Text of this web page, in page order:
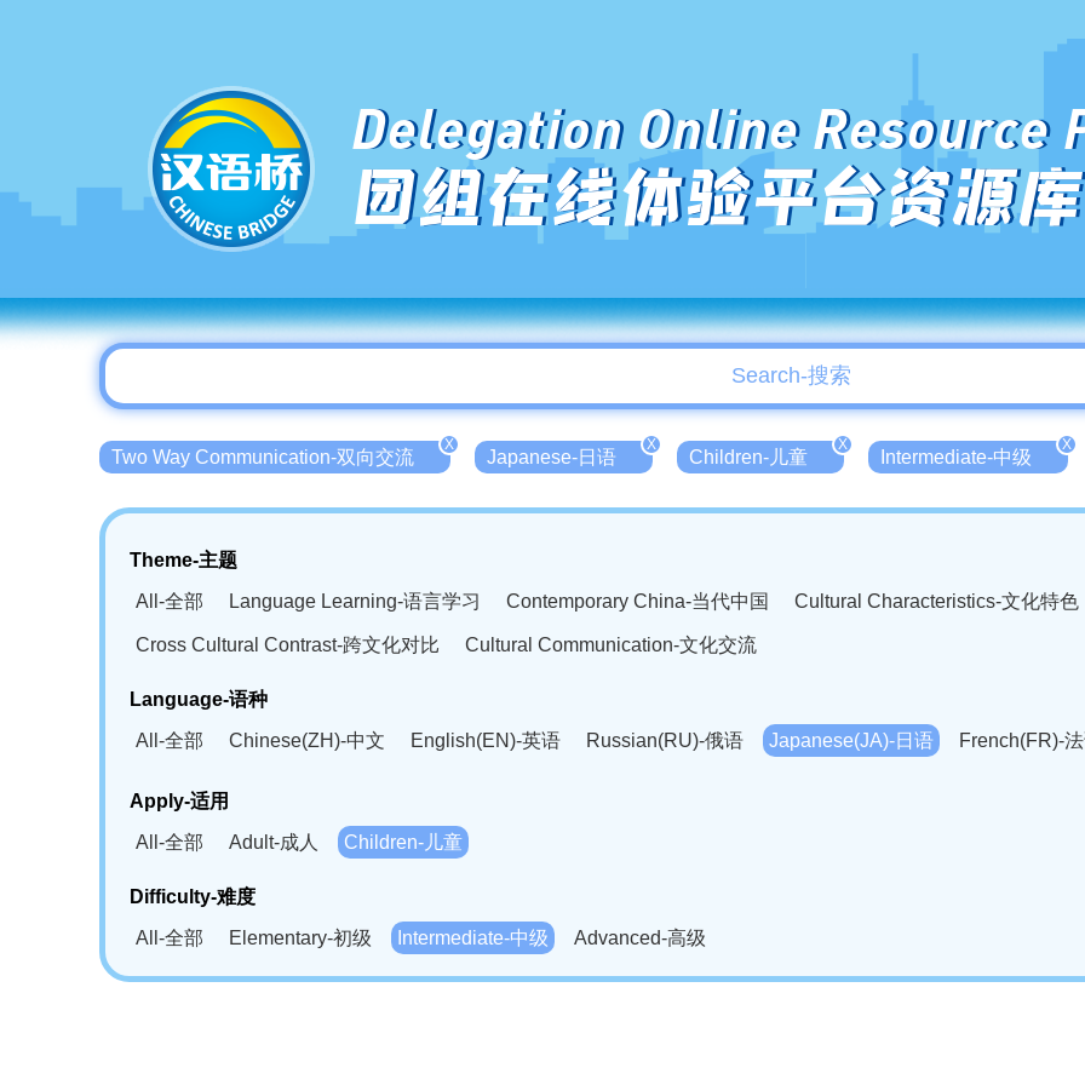
Delegation Online Resource
团组在线体验平台资源库
Two Way Communication-双向交流
X
Japanese-日语
X
Children-儿童
X
Intermediate-中级
X
Theme-主题
All-全部
Language Learning-语言学习 Contemporary China-当代中国 Cultural Characteristics-文化特色
Cross Cultural Contrast-跨文化对比 Cultural Communication-文化交流
Language-语种
All-全部
Chinese(ZH)-中文 English(EN)-英语 Russian(RU)-俄语 Japanese(JA)-日语
French(FR)-
Bahasa Melayu(MS)-马来语
Swahili(SW)-斯瓦西里语
Kampuchea(KH)-柬埔寨语
Apply-适用
All-全部
Adult-成人 Children-儿童
Difficulty-难度
All-全部
Elementary-初级 Intermediate-中级 Advanced-高级